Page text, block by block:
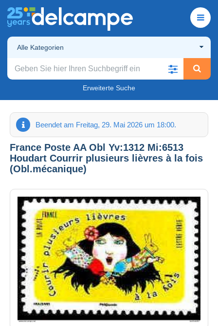
Alle Kategorien
Erweiterte Suche
Beendet am Freitag, 29. Mai 2026 um 18:00.
France Poste AA Obl Yv:1312 Mi:6513
Houdart Courrir plusieurs lièvres à la fois
(Obl.mécanique)